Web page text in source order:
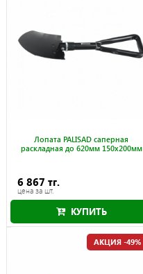
Лопата PALISAD саперная
раскладная до 620мм 150х200мм
6 867 тг.
цена за шт.
КУПИТЬ
АКЦИЯ -49%